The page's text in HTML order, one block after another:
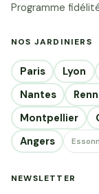
Programme
NOS JARDINIERS
Paris Lyon
Nantes
Montpellier
Angers
NEWSLETTER